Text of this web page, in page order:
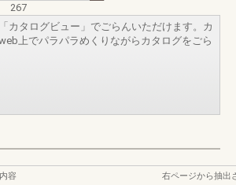
267
カタログビュー」でごらんいただけます。カ
上でパラパラめくりながらカタログをごら
容
右ページから抽出